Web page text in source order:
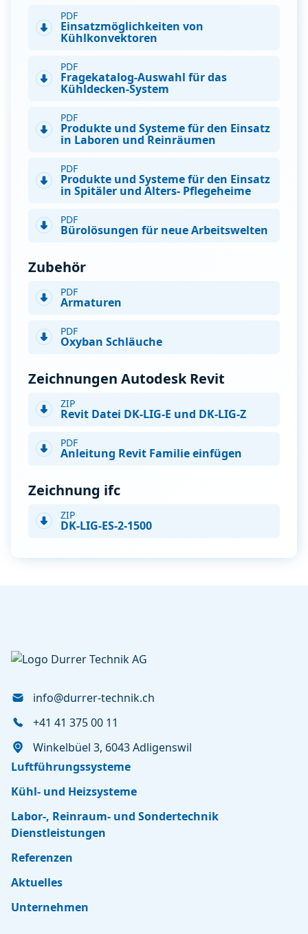
PDF
Einsatzmöglichkeiten von
Kühlkonvektoren
PDF
Fragekatalog-Auswahl für das
Kühldecken-System
PDF
Produkte und Systeme für den Einsatz
in Laboren und Reinräumen
PDF
Produkte und Systeme für den Einsatz
in Spitäler und Alters- Pflegeheime
PDF
Bürolösungen für neue Arbeitswelten
Zubehör
PDF
Armaturen
PDF
Oxyban Schläuche
Zeichnungen Autodesk Revit
ZIP
Revit Datei DK-LIG-E und DK-LIG-Z
PDF
Anleitung Revit Familie einfügen
Zeichnung ifc
ZIP
DK-LIG-ES-2-1500
info@durrer-technik.ch
+41 41 375 00 11
Winkelbüel 3, 6043 Adligenswil
Luftführungssysteme
Kühl- und Heizsysteme
Labor-, Reinraum- und Sondertechnik
Dienstleistungen
Referenzen
Aktuelles
Unternehmen